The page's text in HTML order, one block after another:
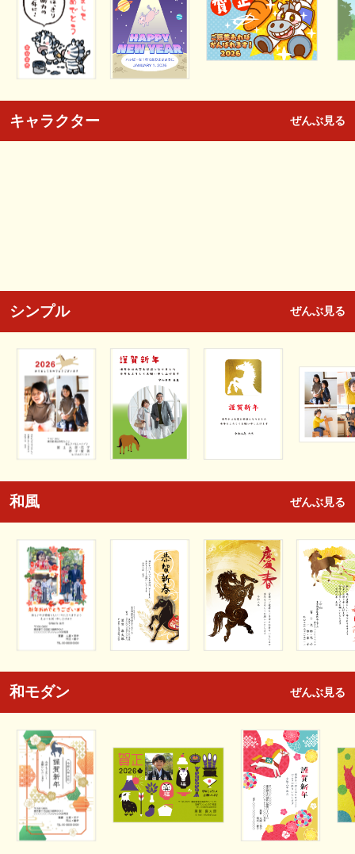
キャラクター ぜんぶ見る
シンプル ぜんぶ見る
和風 ぜんぶ見る
和モダン ぜんぶ見る